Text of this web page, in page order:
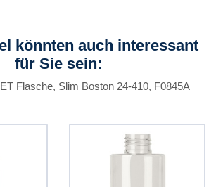
könnten auch interessant
für Sie sein:
Flasche, Slim Boston 24-410, F0845A